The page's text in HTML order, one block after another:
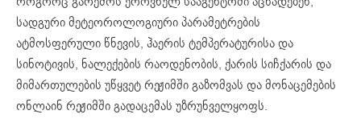
სადგური მეტეოროლოგიური პარამეტრების
ატმოსფერული წნევის, ჰაერის ტემპერატურისა და
სინოტივის, ნალექების რაოდენობის, ქარის სიჩქარის და
მიმართულების უწყვეტ რეჟიმში გაზომვას და მონაცემების
ონლაინ რეჟიმში გადაცემას უზრუნველყოფს.